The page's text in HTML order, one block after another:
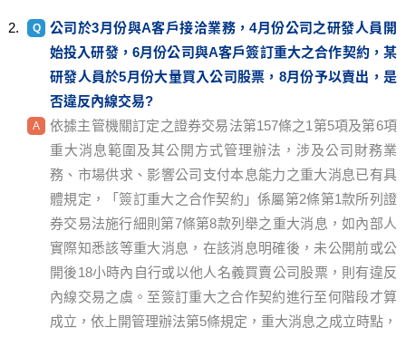
公司於3月份與A客戶接洽業務，4月份公司之研發人員開
始投入研發，6月份公司與A客戶簽訂重大之合作契約，某
研發人員於5月份大量買入公司股票，8月份予以賣出，是
否違反內線交易?
依據主管機關訂定之證券交易法第157條之1第5項及第6項
重大消息範圍及其公開方式管理辦法，涉及公司財務業
務、市場供求、影響公司支付本息能力之重大消息已有具
體規定，「簽訂重大之合作契約」係屬第2條第1款所列證
券交易法施行細則第7條第8款列舉之重大消息，如內部人
實際知悉該等重大消息，在該消息明確後，未公開前或公
開後18小時內自行或以他人名義買賣公司股票，則有違反
內線交易之虞。至簽訂重大之合作契約進行至何階段才算
成立，依上開管理辦法第5條規定，重大消息之成立時點，